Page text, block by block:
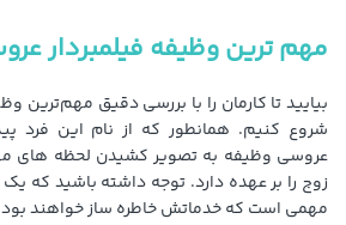
مهم ترین وظیفه فیلمبردار
بیایید تا کارمان را با بررسی دقیق مهم‌ترین
شروع کنیم. همانطور که از نام این فرد
عروسی وظیفه به تصویر کشیدن لحظه
زوج را بر عهده دارد. توجه داشته باشید که
مهمی است که خدماتش خاطره ساز خواهند